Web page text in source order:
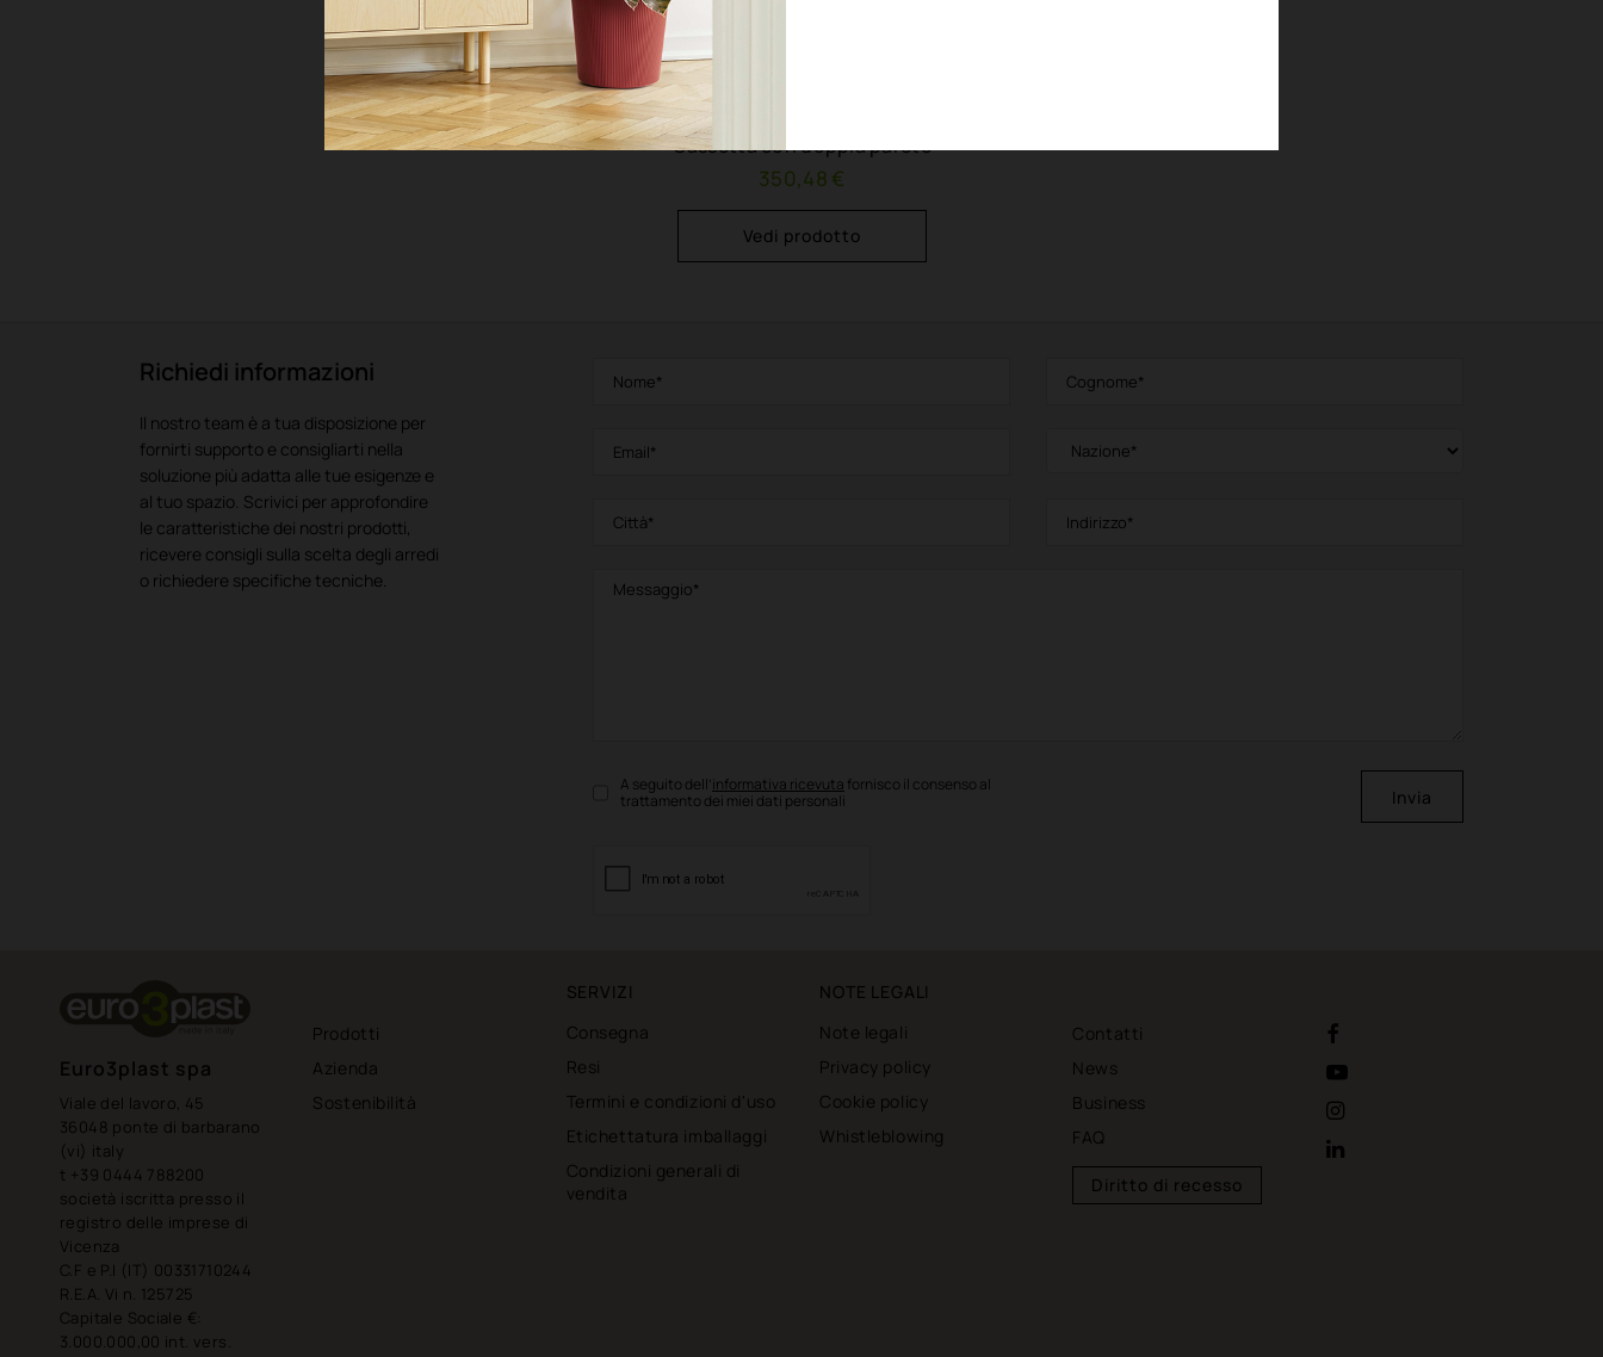
Cassetta con doppia parete
350,48 €
Vedi prodotto
Richiedi informazioni
Il nostro team è a tua disposizione per
fornirti supporto e consigliarti nella
soluzione più adatta alle tue esigenze e
al tuo spazio. Scrivici per approfondire
le caratteristiche dei nostri prodotti,
ricevere consigli sulla scelta degli arredi
o richiedere specifiche tecniche.
A seguito dell’informativa ricevuta fornisco il consenso al
trattamento dei miei dati personali
Invia
Euro3plast spa
Viale del lavoro, 45
36048 ponte di barbarano
(vi) italy
t +39 0444 788200
società iscritta presso il
registro delle imprese di
Vicenza
C.F e P.I (IT) 00331710244
R.E.A. Vi n. 125725
Capitale Sociale €:
3.000.000,00 int. vers.
Prodotti
Azienda
Sostenibilità
SERVIZI
Consegna
Resi
Termini e condizioni d'uso
Etichettatura imballaggi
Condizioni generali di
vendita
NOTE LEGALI
Note legali
Privacy policy
Cookie policy
Whistleblowing
Contatti
News
Business
FAQ
Diritto di recesso